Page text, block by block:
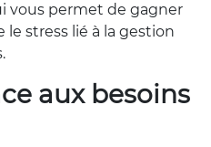
vous permet de gagner
stress lié à la gestion
aux besoins